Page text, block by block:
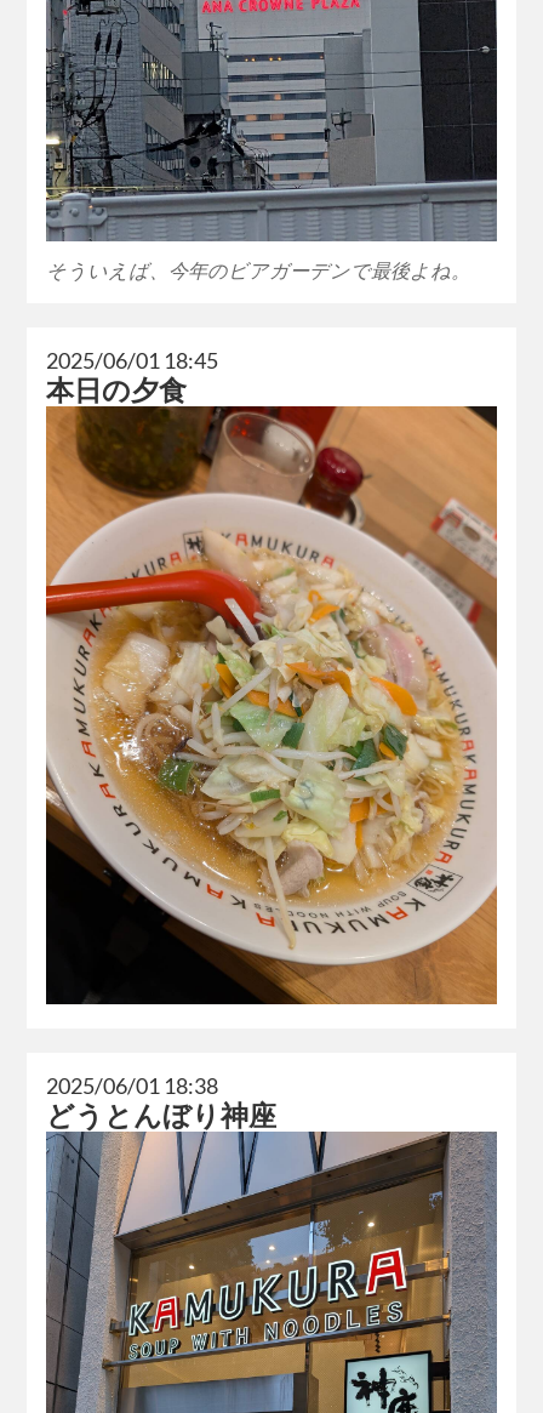
そういえば、今年のビアガーデンで最後よね。
2025/06/01 18:45
本日の夕食
2025/06/01 18:38
どうとんぼり神座